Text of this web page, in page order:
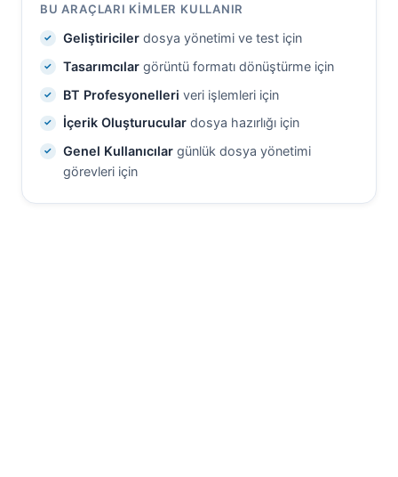
BU ARAÇLARI KIMLER KULLANIR
Geliştiricilerdosya yönetimi ve test için
Tasarımcılargörüntü formatı dönüştürme için
BT Profesyonelleri veri işlemleri için
İçerik Oluşturuculardosya hazırlığı için
Genel Kullanıcılargünlük dosya yönetimi
görevleri için